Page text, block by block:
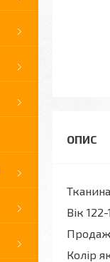
Вік
Продаж
Колір